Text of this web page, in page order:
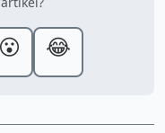
😮 😂